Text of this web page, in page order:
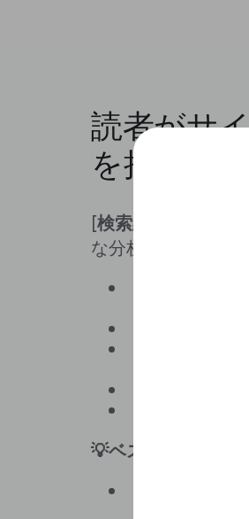
読者がサ
を把握する
[検索結果
な分析情報を確認で
に読者が検
: ク
💡ベスト プラクティ